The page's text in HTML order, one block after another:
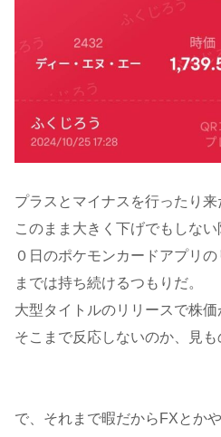
プラスとマイナスを行ったり来
このまま大きく下げでもしな
０日のポケモンカードアプリ
までは持ち続けるつもりだ。
大型タイトルのリリースで株
そこまで反応しないのか、見も
で、それまで暇だからFXとか